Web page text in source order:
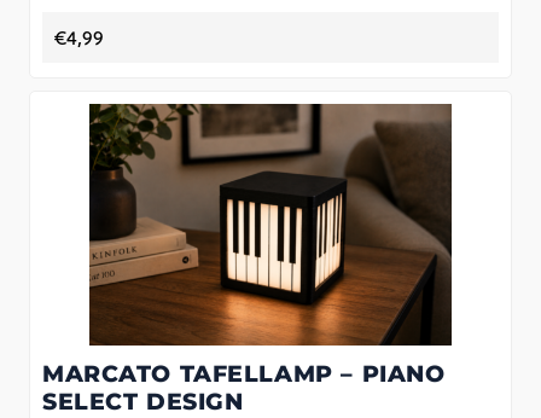
€4,99
MARCATO TAFELLAMP – PIANO
SELECT DESIGN